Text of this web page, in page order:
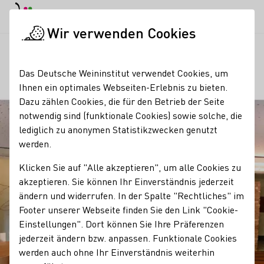
Wir verwenden Cookies
Das Deutsche Weininstitut verwendet Cookies, um
Ihnen ein optimales Webseiten-Erlebnis zu bieten.
Dazu zählen Cookies, die für den Betrieb der Seite
notwendig sind (funktionale Cookies) sowie solche, die
lediglich zu anonymen Statistikzwecken genutzt
werden.
Klicken Sie auf "Alle akzeptieren", um alle Cookies zu
akzeptieren. Sie können Ihr Einverständnis jederzeit
ändern und widerrufen. In der Spalte "Rechtliches" im
Footer unserer Webseite finden Sie den Link "Cookie-
Einstellungen". Dort können Sie Ihre Präferenzen
jederzeit ändern bzw. anpassen. Funktionale Cookies
werden auch ohne Ihr Einverständnis weiterhin